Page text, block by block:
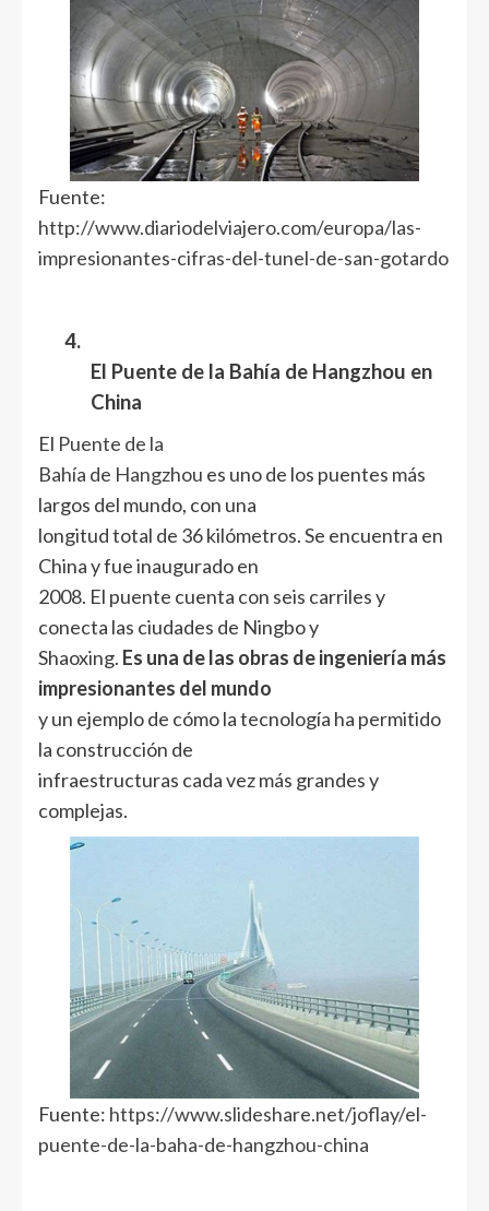
Fuente:
http://www.diariodelviajero.com/europa/las-
impresionantes-cifras-del-tunel-de-san-gotardo
4.
El Puente de la Bahía de Hangzhou en
China
El Puente de la
Bahía de Hangzhou es uno de los puentes más
largos del mundo, con una
longitud total de 36 kilómetros. Se encuentra en
China y fue inaugurado en
2008. El puente cuenta con seis carriles y
conecta las ciudades de Ningbo y
Shaoxing. Es una de las obras de ingeniería más
impresionantes del mundo
y un ejemplo de cómo la tecnología ha permitido
la construcción de
infraestructuras cada vez más grandes y
complejas.
Fuente: https://www.slideshare.net/joflay/el-
puente-de-la-baha-de-hangzhou-china